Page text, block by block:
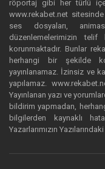
röportaj gibi her türlü
www.rekabet.net
ses dosyaları,
düzenlemelerimizin telif
korunmaktadır. Bunlar
herhangi bir şekilde
yayınlanamaz. İzinsiz ve
yapılamaz.
Yayınlanan yazı ve
bildirim yapmadan,
bilgilerden kaynaklı
Yazarlarımızın